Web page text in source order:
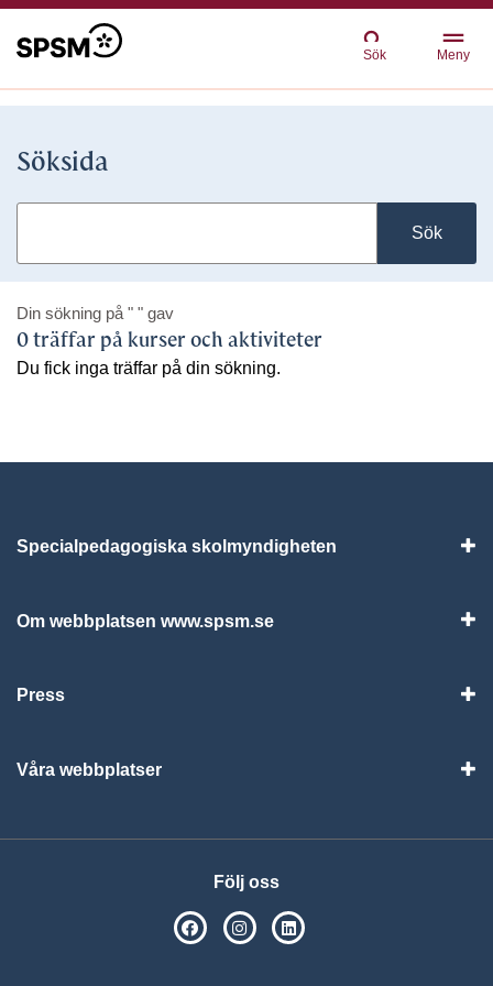
Sök Meny
Söksida
Sök
Din sökning på " " gav
0 träffar på kurser och aktiviteter
Du fick inga träffar på din sökning.
Specialpedagogiska skolmyndigheten
Om webbplatsen www.spsm.se
Press
Våra webbplatser
Följ oss
SPSM på Facebook
SPSM på Instagram